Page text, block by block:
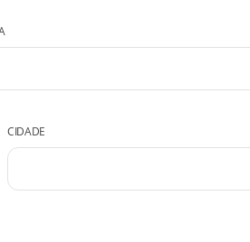
CIDADE